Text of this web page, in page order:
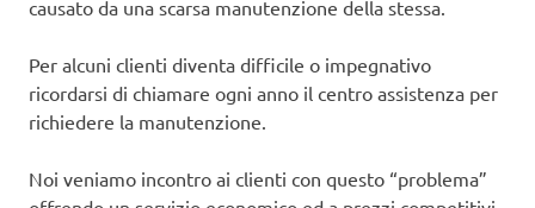
causato da una scarsa manutenzione della stessa.
Per alcuni clienti diventa difficile o impegnativo
ricordarsi di chiamare ogni anno il centro assistenza per
richiedere la manutenzione.
Noi veniamo incontro ai clienti con questo “problema”